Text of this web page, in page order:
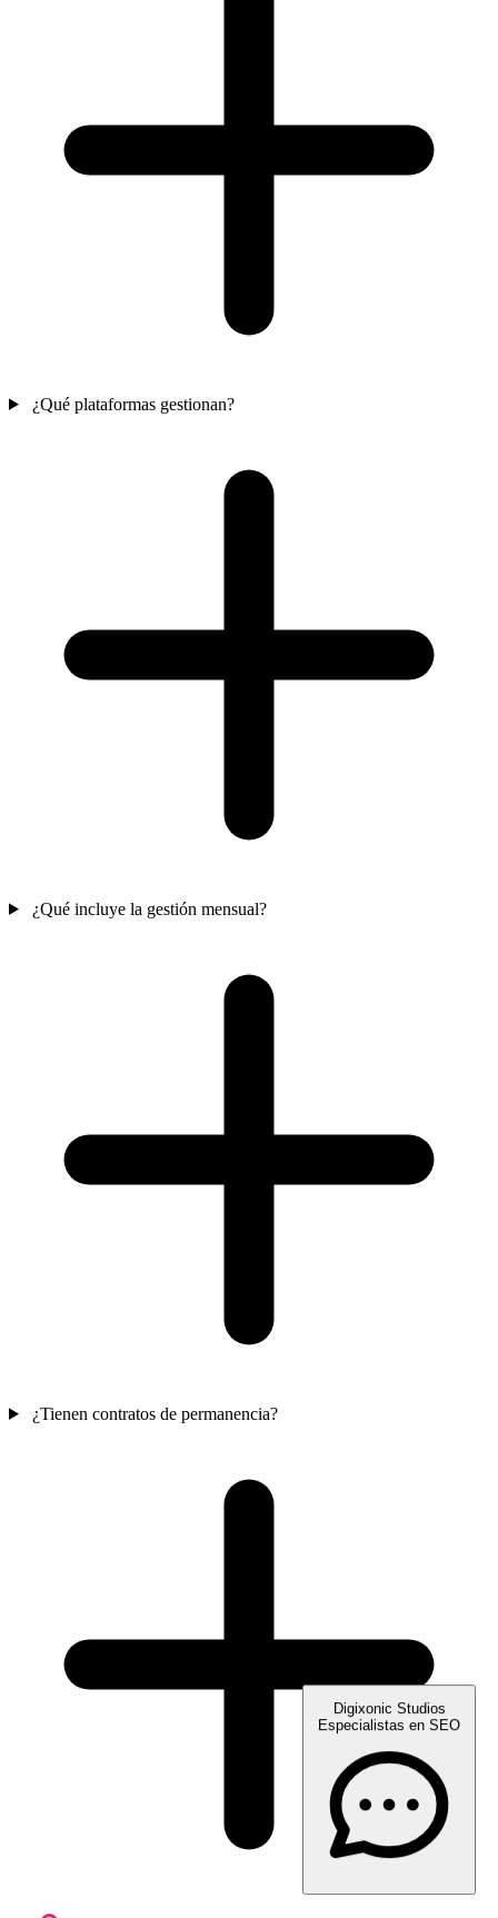
¿Qué plataformas gestionan?
¿Qué incluye la gestión mensual?
¿Tienen contratos de permanencia?
Digixonic Studios
Especialistas en SEO